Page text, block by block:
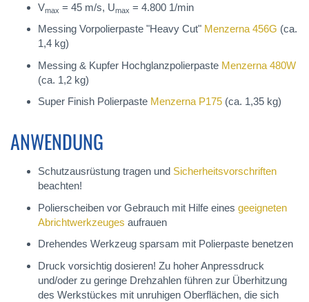
Vmax = 45 m/s, Umax = 4.800 1/min
Messing Vorpolierpaste "Heavy Cut" Menzerna 456G (ca.
1,4 kg)
Messing & Kupfer Hochglanzpolierpaste Menzerna 480W
(ca. 1,2 kg)
Super Finish Polierpaste Menzerna P175 (ca. 1,35 kg)
ANWENDUNG
Schutzausrüstung tragen und Sicherheitsvorschriften
beachten!
Polierscheiben vor Gebrauch mit Hilfe eines geeigneten
Abrichtwerkzeuges aufrauen
Drehendes Werkzeug sparsam mit Polierpaste benetzen
Druck vorsichtig dosieren! Zu hoher Anpressdruck
und/oder zu geringe Drehzahlen führen zur Überhitzung
des Werkstückes mit unruhigen Oberflächen, die sich